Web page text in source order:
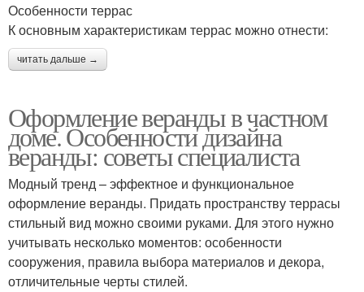
Особенности террас
К основным характеристикам террас можно отнести:
читать дальше →
Оформление веранды в частном
доме. Особенности дизайна
веранды: советы специалиста
Модный тренд – эффектное и функциональное
оформление веранды. Придать пространству террасы
стильный вид можно своими руками. Для этого нужно
учитывать несколько моментов: особенности
сооружения, правила выбора материалов и декора,
отличительные черты стилей.